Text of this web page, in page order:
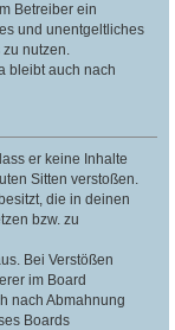
Betreiber ein
und unentgeltliches
nutzen.
bleibt auch nach
er keine Inhalte
Sitten verstoßen.
die in deinen
bzw. zu
Bei Verstößen
im Board
nach Abmahnung
Boards